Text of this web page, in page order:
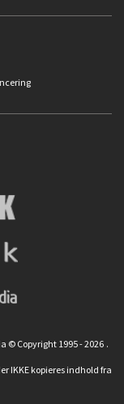
© Copyright 1995 - 2026 .
IKKE kopieres indhold fra